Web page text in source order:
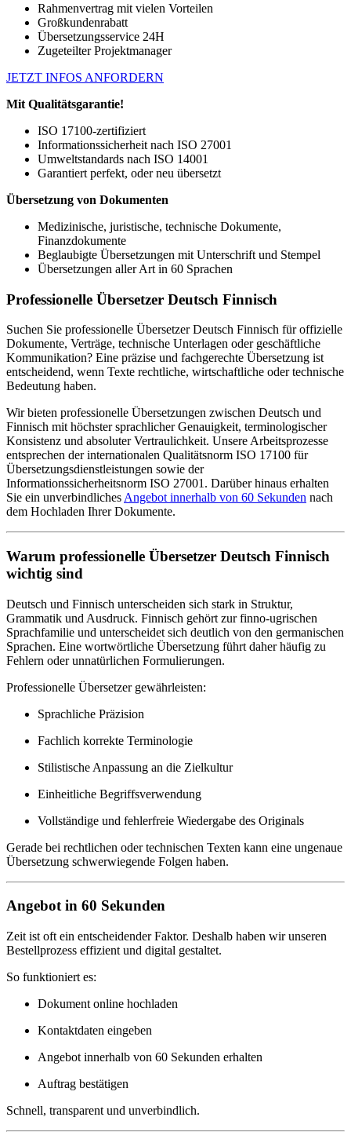
Rahmenvertrag mit vielen Vorteilen
Großkundenrabatt
Übersetzungsservice 24H
Zugeteilter Projektmanager
JETZT INFOS ANFORDERN
Mit Qualitätsgarantie!
ISO 17100-zertifiziert
Informationssicherheit nach ISO 27001
Umweltstandards nach ISO 14001
Garantiert perfekt, oder neu übersetzt
Übersetzung von Dokumenten
Medizinische, juristische, technische Dokumente,
Finanzdokumente
Beglaubigte Übersetzungen mit Unterschrift und Stempel
Übersetzungen aller Art in 60 Sprachen
Professionelle Übersetzer Deutsch Finnisch
Suchen Sie professionelle Übersetzer Deutsch Finnisch für offizielle
Dokumente, Verträge, technische Unterlagen oder geschäftliche
Kommunikation? Eine präzise und fachgerechte Übersetzung ist
entscheidend, wenn Texte rechtliche, wirtschaftliche oder technische
Bedeutung haben.
Wir bieten professionelle Übersetzungen zwischen Deutsch und
Finnisch mit höchster sprachlicher Genauigkeit, terminologischer
Konsistenz und absoluter Vertraulichkeit. Unsere Arbeitsprozesse
entsprechen der internationalen Qualitätsnorm ISO 17100 für
Übersetzungsdienstleistungen sowie der
Informationssicherheitsnorm ISO 27001. Darüber hinaus erhalten
Sie ein unverbindliches Angebot innerhalb von 60 Sekunden nach
dem Hochladen Ihrer Dokumente.
Warum professionelle Übersetzer Deutsch Finnisch
wichtig sind
Deutsch und Finnisch unterscheiden sich stark in Struktur,
Grammatik und Ausdruck. Finnisch gehört zur finno-ugrischen
Sprachfamilie und unterscheidet sich deutlich von den germanischen
Sprachen. Eine wortwörtliche Übersetzung führt daher häufig zu
Fehlern oder unnatürlichen Formulierungen.
Professionelle Übersetzer gewährleisten:
Sprachliche Präzision
Fachlich korrekte Terminologie
Stilistische Anpassung an die Zielkultur
Einheitliche Begriffsverwendung
Vollständige und fehlerfreie Wiedergabe des Originals
Gerade bei rechtlichen oder technischen Texten kann eine ungenaue
Übersetzung schwerwiegende Folgen haben.
Angebot in 60 Sekunden
Zeit ist oft ein entscheidender Faktor. Deshalb haben wir unseren
Bestellprozess effizient und digital gestaltet.
So funktioniert es:
Dokument online hochladen
Kontaktdaten eingeben
Angebot innerhalb von 60 Sekunden erhalten
Auftrag bestätigen
Schnell, transparent und unverbindlich.